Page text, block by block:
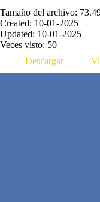
Tamaño del archivo:
Created: 10-01-2025
Updated: 10-01-2025
Veces visto: 50
Descargar